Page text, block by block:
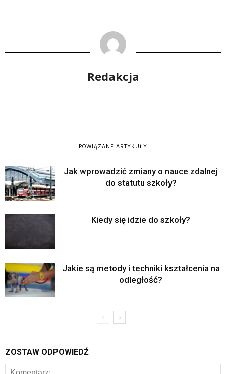
Redakcja
POWIĄZANE ARTYKUŁY
Jak wprowadzić zmiany o nauce zdalnej
do statutu szkoły?
Kiedy się idzie do szkoły?
Jakie są metody i techniki kształcenia na
odległość?
ZOSTAW ODPOWIEDŹ